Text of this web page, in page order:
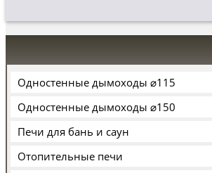
Одностенные дымоходы ⌀115
Одностенные дымоходы ⌀150
Печи для бань и саун
Отопительные печи